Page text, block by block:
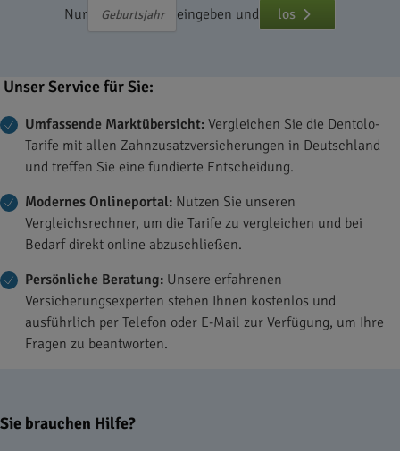
Nur eingeben und los
Unser Service für Sie:
Umfassende Marktübersicht: Vergleichen Sie die Dentolo-
Tarife mit allen Zahnzusatzversicherungen in Deutschland
und treffen Sie eine fundierte Entscheidung.
Modernes Onlineportal: Nutzen Sie unseren
Vergleichsrechner, um die Tarife zu vergleichen und bei
Bedarf direkt online abzuschließen.
Persönliche Beratung: Unsere erfahrenen
Versicherungsexperten stehen Ihnen kostenlos und
ausführlich per Telefon oder E-Mail zur Verfügung, um Ihre
Fragen zu beantworten.
Sie brauchen Hilfe?